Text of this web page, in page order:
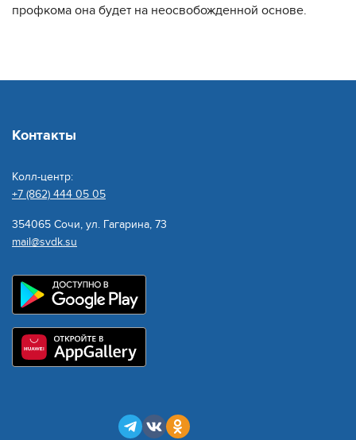
профкома она будет на неосвобожденной основе.
Контакты
Колл-центр:
+7 (862) 444 05 05
354065 Сочи, ул. Гагарина, 73
mail@svdk.su